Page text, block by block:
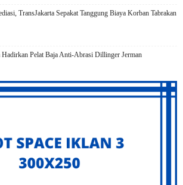
TransJakarta Sepakat Tanggung Biaya Korban Tabrakan
Pelat Baja Anti-Abrasi Dillinger Jerman